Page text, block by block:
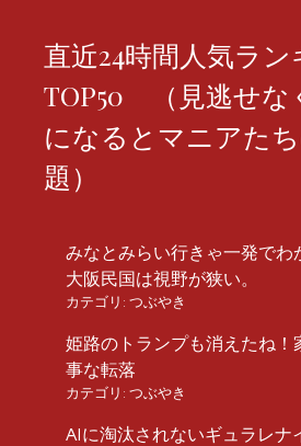
直近24時間人気ラ
TOP50 （見逃せな
になるとマニアた
題）
みなとみらい行きゃ一発でわ
大阪民国は視野が狭い。
カテゴリ: つぶやき
姫路のトランプも消えたね！
事な転落
カテゴリ: つぶやき
AIに淘汰されないギュラレナ